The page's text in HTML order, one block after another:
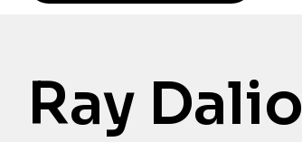
Ray Dalio